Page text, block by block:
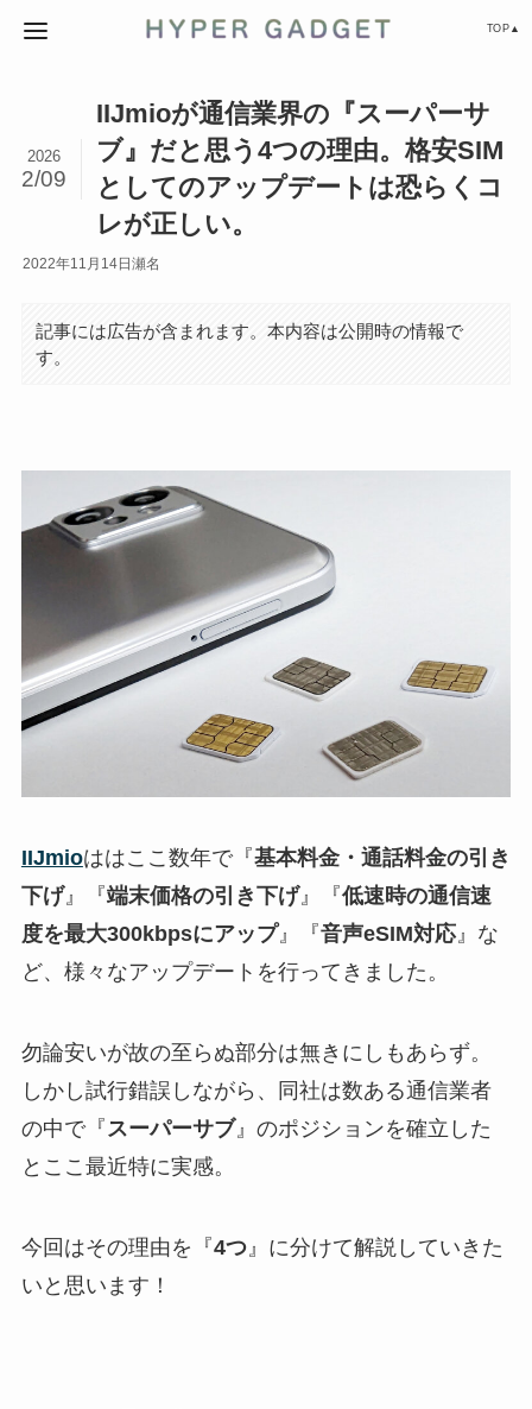
TOP▲
IIJmioが通信業界の『スーパーサ
ブ』だと思う4つの理由。格安SIM
としてのアップデートは恐らくコ
レが正しい。
2026
2/09
2022年11月14日 瀬名
記事には広告が含まれます。本内容は公開時の情報で
す。
IIJmioははここ数年で『基本料金・通話料金の引き
下げ』『端末価格の引き下げ』『低速時の通信速
度を最大300kbpsにアップ』『音声eSIM対応』な
ど、様々なアップデートを行ってきました。
勿論安いが故の至らぬ部分は無きにしもあらず。
しかし試行錯誤しながら、同社は数ある通信業者
の中で『スーパーサブ』のポジションを確立した
とここ最近特に実感。
今回はその理由を『4つ』に分けて解説していきた
いと思います！